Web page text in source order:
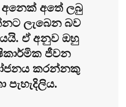
අනෙක් අතේ ලබු
ලැබෙන බව
ඒ අනුව ඔහු
ජීවන
කරන්නකු
පැහැදිලිය.